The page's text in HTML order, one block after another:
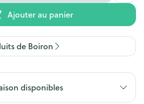
Ajouter au panier
de Boiron
disponibles